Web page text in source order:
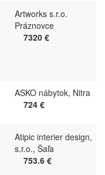
Artworks s.r.o.
Práznovce
7320 €
ASKO nábytok, Nitra
724 €
Atipic interier design,
s.r.o., Šaľa
753.6 €